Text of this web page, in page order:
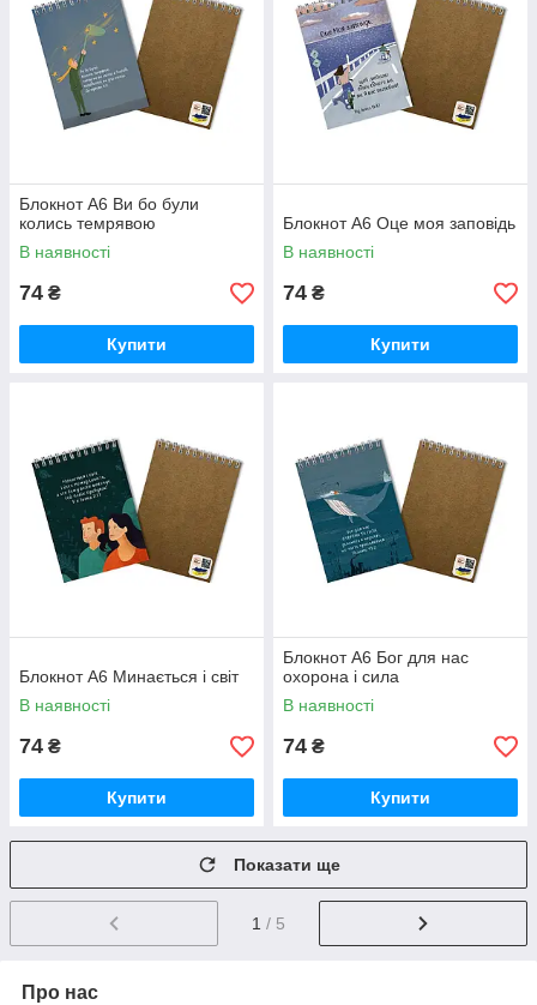
Блокнот А6 Ви бо були
колись темрявою
В наявності
74 ₴
Купити
Блокнот А6 Оце моя заповідь
В наявності
74 ₴
Купити
Блокнот А6 Минається і світ
В наявності
74 ₴
Купити
Блокнот А6 Бог для нас
охорона і сила
В наявності
74 ₴
Купити
Показати ще
1 / 5
Про нас